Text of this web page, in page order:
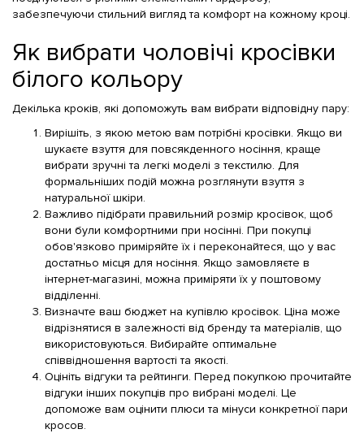
забезпечуючи стильний вигляд та комфорт на кожному кроці.
Як вибрати чоловічі кросівки
білого кольору
Декілька кроків, які допоможуть вам вибрати відповідну пару:
Вирішіть, з якою метою вам потрібні кросівки. Якщо ви
шукаєте взуття для повсякденного носіння, краще
вибрати зручні та легкі моделі з текстилю. Для
формальніших подій можна розглянути взуття з
натуральної шкіри.
Важливо підібрати правильний розмір кросівок, щоб
вони були комфортними при носінні. При покупці
обов'язково приміряйте їх і переконайтеся, що у вас
достатньо місця для носіння. Якщо замовляєте в
інтернет-магазині, можна приміряти їх у поштовому
відділенні.
Визначте ваш бюджет на купівлю кросівок. Ціна може
відрізнятися в залежності від бренду та матеріалів, що
використовуються. Вибирайте оптимальне
співвідношення вартості та якості.
Оцініть відгуки та рейтинги. Перед покупкою прочитайте
відгуки інших покупців про вибрані моделі. Це
допоможе вам оцінити плюси та мінуси конкретної пари
кросов.